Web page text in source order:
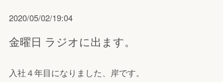
2020/05/02/19:04
金曜日 ラジオに出ます。
入社４年目になりました、岸です。